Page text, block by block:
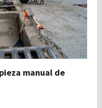
manual de